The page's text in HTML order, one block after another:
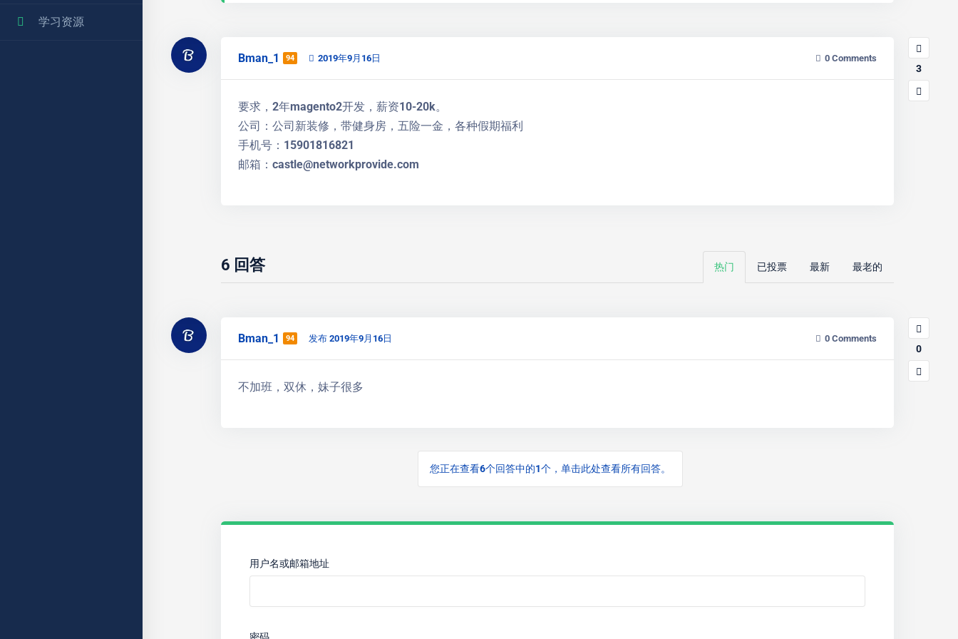
学习资源
Bman_1 94 2019年9月16日 0 Comments
要求，2年magento2开发，薪资10-20k。
公司：公司新装修，带健身房，五险一金，各种假期福利
手机号：15901816821
邮箱：castle@networkprovide.com
3
6 回答 热门 已投票 最新 最老的
Bman_1 94 发布 2019年9月16日 0 Comments
不加班，双休，妹子很多
0
您正在查看6个回答中的1个，单击此处查看所有回答。
用户名或邮箱地址